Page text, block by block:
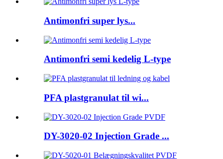
Antimonfri super lys...
Antimonfri semi kedelig L-type
PFA plastgranulat til wi...
DY-3020-02 Injection Grade ...